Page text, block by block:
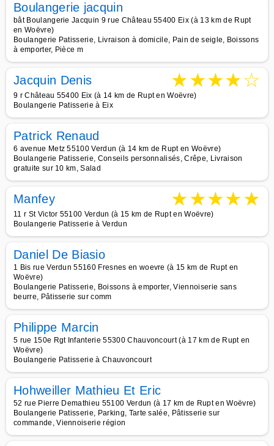
Boulangerie jacquin
bât Boulangerie Jacquin 9 rue Château 55400 Eix (à 13 km de Rupt
en Woëvre)
Boulangerie Patisserie, Livraison à domicile, Pain de seigle, Boissons
à emporter, Pièce m
Jacquin Denis ★★★★☆
9 r Château 55400 Eix (à 14 km de Rupt en Woëvre)
Boulangerie Patisserie à Eix
Patrick Renaud
6 avenue Metz 55100 Verdun (à 14 km de Rupt en Woëvre)
Boulangerie Patisserie, Conseils personnalisés, Crêpe, Livraison
gratuite sur 10 km, Salad
Manfey ★★★★★
11 r St Victor 55100 Verdun (à 15 km de Rupt en Woëvre)
Boulangerie Patisserie à Verdun
Daniel De Biasio
1 Bis rue Verdun 55160 Fresnes en woevre (à 15 km de Rupt en
Woëvre)
Boulangerie Patisserie, Boissons à emporter, Viennoiserie sans
beurre, Pâtisserie sur comm
Philippe Marcin
5 rue 150e Rgt Infanterie 55300 Chauvoncourt (à 17 km de Rupt en
Woëvre)
Boulangerie Patisserie à Chauvoncourt
Hohweiller Mathieu Et Eric
52 rue Pierre Demathieu 55100 Verdun (à 17 km de Rupt en Woëvre)
Boulangerie Patisserie, Parking, Tarte salée, Pâtisserie sur
commande, Viennoiserie région